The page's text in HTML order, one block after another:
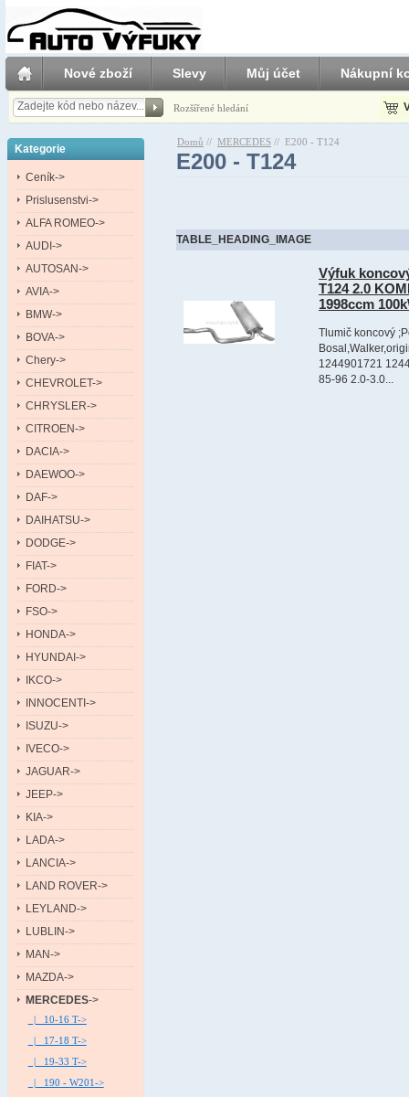
Nové zboží Slevy Můj účet Nákupní
Rozšířené hledání
Kategorie
Ceník->
Prislusenstvi->
ALFA ROMEO->
AUDI->
AUTOSAN->
AVIA->
BMW->
BOVA->
Chery->
CHEVROLET->
CHRYSLER->
CITROEN->
DACIA->
DAEWOO->
DAF->
DAIHATSU->
DODGE->
FIAT->
FORD->
FSO->
HONDA->
HYUNDAI->
IKCO->
INNOCENTI->
ISUZU->
IVECO->
JAGUAR->
JEEP->
KIA->
LADA->
LANCIA->
LAND ROVER->
LEYLAND->
LUBLIN->
MAN->
MAZDA->
MERCEDES->
|_ 10-16 T->
|_ 17-18 T->
|_ 19-33 T->
|_ 190 - W201->
Domů // MERCEDES // E200 - T124
E200 - T124
TABLE_HEADING_IMAGE
Výfuk
T124 2.0
1998ccm
Tlumič koncový
1244901721
85-96 2.0-3.0...